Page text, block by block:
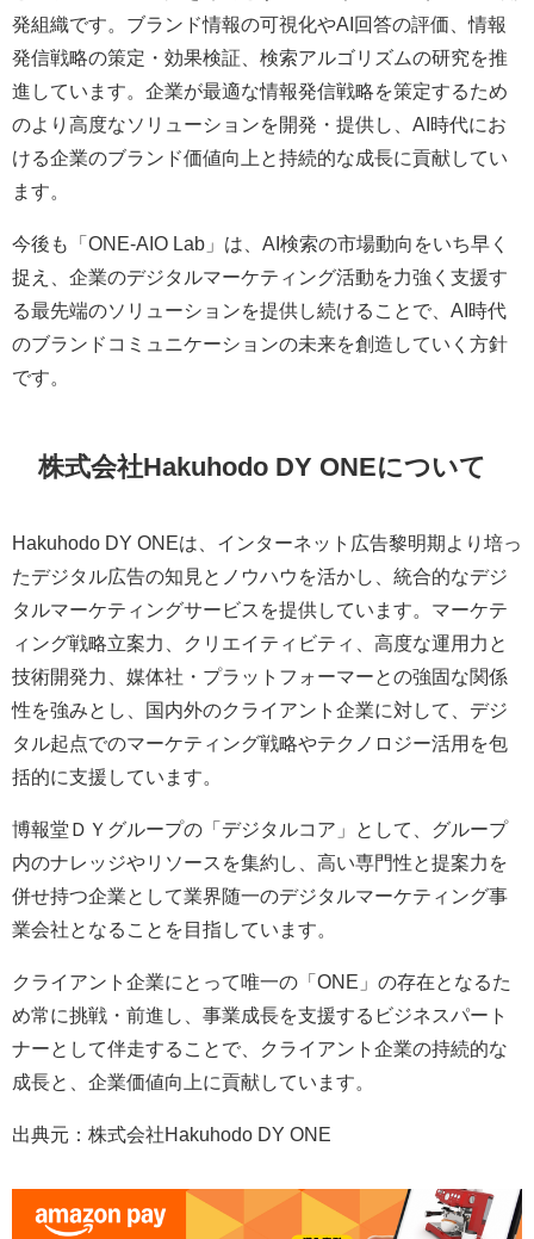
発組織です。ブランド情報の可視化やAI回答の評価、情報
発信戦略の策定・効果検証、検索アルゴリズムの研究を推
進しています。企業が最適な情報発信戦略を策定するため
のより高度なソリューションを開発・提供し、AI時代にお
ける企業のブランド価値向上と持続的な成長に貢献してい
ます。
今後も「ONE-AIO Lab」は、AI検索の市場動向をいち早く
捉え、企業のデジタルマーケティング活動を力強く支援す
る最先端のソリューションを提供し続けることで、AI時代
のブランドコミュニケーションの未来を創造していく方針
です。
株式会社Hakuhodo DY ONEについて
Hakuhodo DY ONEは、インターネット広告黎明期より培っ
たデジタル広告の知見とノウハウを活かし、統合的なデジ
タルマーケティングサービスを提供しています。マーケテ
ィング戦略立案力、クリエイティビティ、高度な運用力と
技術開発力、媒体社・プラットフォーマーとの強固な関係
性を強みとし、国内外のクライアント企業に対して、デジ
タル起点でのマーケティング戦略やテクノロジー活用を包
括的に支援しています。
博報堂ＤＹグループの「デジタルコア」として、グループ
内のナレッジやリソースを集約し、高い専門性と提案力を
併せ持つ企業として業界随一のデジタルマーケティング事
業会社となることを目指しています。
クライアント企業にとって唯一の「ONE」の存在となるた
め常に挑戦・前進し、事業成長を支援するビジネスパート
ナーとして伴走することで、クライアント企業の持続的な
成長と、企業価値向上に貢献しています。
出典元：株式会社Hakuhodo DY ONE